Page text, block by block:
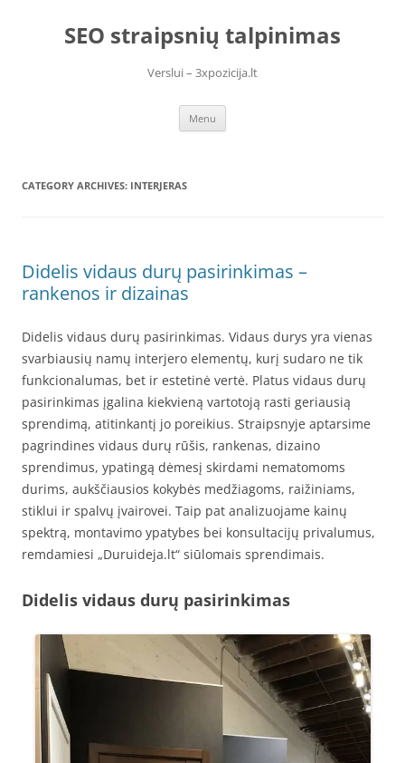
contentSEO straipsnių talpinimas
Verslui – 3xpozicija.lt
Menu
CATEGORY ARCHIVES: INTERJERAS
Didelis vidaus durų pasirinkimas –
rankenos ir dizainas
Didelis vidaus durų pasirinkimas. Vidaus durys yra vienas
svarbiausių namų interjero elementų, kurį sudaro ne tik
funkcionalumas, bet ir estetinė vertė. Platus vidaus durų
pasirinkimas įgalina kiekvieną vartotoją rasti geriausią
sprendimą, atitinkantį jo poreikius. Straipsnyje aptarsime
pagrindines vidaus durų rūšis, rankenas, dizaino
sprendimus, ypatingą dėmesį skirdami nematomoms
durims, aukščiausios kokybės medžiagoms, raižiniams,
stiklui ir spalvų įvairovei. Taip pat analizuojame kainų
spektrą, montavimo ypatybes bei konsultacijų privalumus,
remdamiesi „Duruideja.lt“ siūlomais sprendimais.
Didelis vidaus durų pasirinkimas